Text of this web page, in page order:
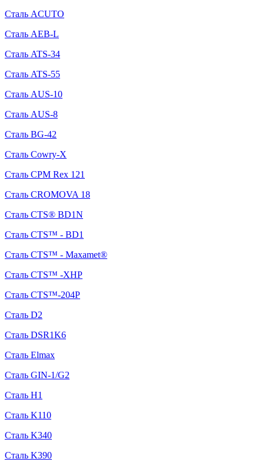
Сталь ACUTO
Сталь AEB-L
Сталь ATS-34
Сталь ATS-55
Сталь AUS-10
Сталь AUS-8
Сталь BG-42
Сталь Cowry-X
Сталь CPM Rex 121
Сталь CROMOVA 18
Сталь CTS® BD1N
Сталь CTS™ - BD1
Сталь CTS™ - Maxamet®
Сталь CTS™ -XHP
Сталь CTS™-204P
Сталь D2
Сталь DSR1K6
Сталь Elmax
Сталь GIN-1/G2
Сталь H1
Сталь K110
Сталь K340
Сталь K390